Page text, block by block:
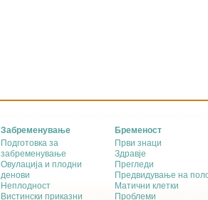
Забременување
Подготовка за
забременување
Овулација и плодни
денови
Неплодност
Вистински приказни
Бременост
Први знаци
Здравје
Прегледи
Предвидување на
Матични клетки
Проблеми